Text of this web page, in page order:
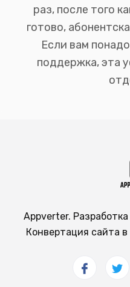
раз, после того
готово,
Если вам
поддержка, эта
Appverter.
Конвертация сайта